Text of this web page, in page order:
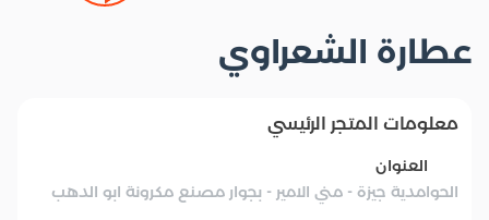
عطارة الشعراوي
معلومات المتجر الرئيسي
العنوان
الحوامدية جيزة - مني الامير - بجوار مصنع مكرونة ابو الدهب